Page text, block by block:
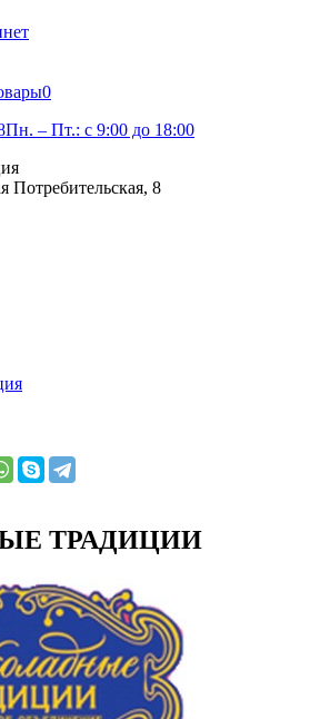
0
Пн. – Пт.: с 9:00 до 18:00
Потребительская, 8
ТРАДИЦИИ